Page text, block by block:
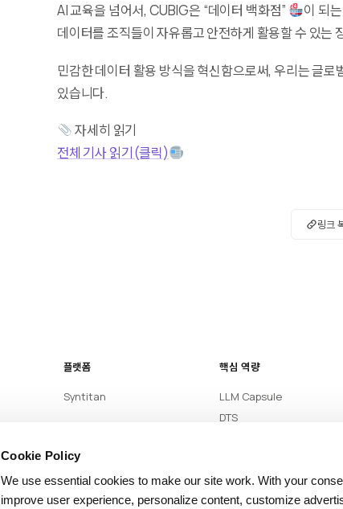
Cookie Policy
We use essential cookies to make our site work. With your
improve user experience, personalize content, customize
AI 교육을 넘어서, CUBIG은 “데이터 백화점”
이 되
데이터를 조직들이 자유롭고 안전하게 활용할 수 있는
민감한 데이터 활용 방식을 혁신함으로써, 우리는 글
있습니다.
자세히 읽기
전체 기사 읽기(클릭)
링크
플랫폼
Syntitan
핵심 역량
LLM Capsule
DTS